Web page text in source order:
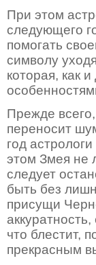
При этом
следующего
помогать
символу
которая, как
Прежде
переносит
год
этом Змея не
следует
быть без
присущи
что блестит,
прекрасным